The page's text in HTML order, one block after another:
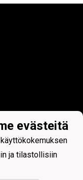
evästeitä
ja tilastollisiin